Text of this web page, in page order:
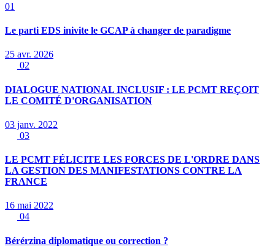
01
Le parti EDS inivite le GCAP à changer de paradigme
25 avr. 2026
02
DIALOGUE NATIONAL INCLUSIF : LE PCMT REÇOIT
LE COMITÉ D'ORGANISATION
03 janv. 2022
03
LE PCMT FÉLICITE LES FORCES DE L'ORDRE DANS
LA GESTION DES MANIFESTATIONS CONTRE LA
FRANCE
16 mai 2022
04
Bérérzina diplomatique ou correction ?